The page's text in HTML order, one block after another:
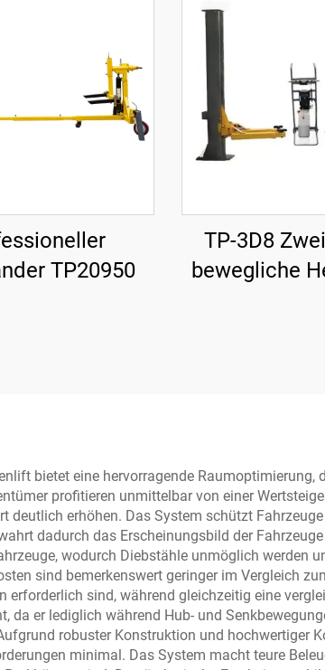
TP20950
TP-3D8
bewegliche
bietet eine hervorragende
profitieren unmittelbar von einer
deutlich erhöhen. Das System schützt
dadurch das Erscheinungsbild der
wodurch Diebstähle unmöglich werden
sind bemerkenswert geringer im Vergleich
erforderlich sind, während gleichzeitig eine
da er lediglich während Hub- und
robuster Konstruktion und hochwertiger
minimal. Das System macht teure